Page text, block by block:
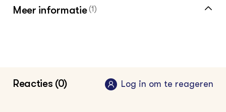
Meer informatie (1)
Reacties (0) Log in om te reageren